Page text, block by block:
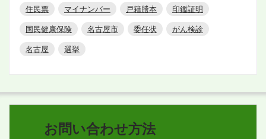
住民票 マイナンバー 戸籍謄本
印鑑証明
国民健康保険
名古屋市 委任状
がん検診
名古屋
選挙
お問い合わせ方法